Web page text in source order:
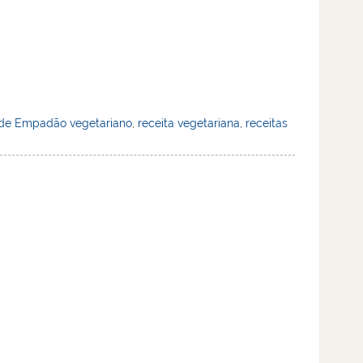
Empadão vegetariano, receita vegetariana, receitas